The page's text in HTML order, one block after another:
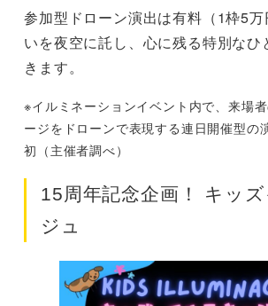
参加型ドローン演出は有料（1枠5
いを夜空に託し、心に残る特別なひ
きます。
※イルミネーションイベント内で、来場
ージをドローンで表現する連日開催型の
初（主催者調べ）
15周年記念企画！ キッ
ジュ